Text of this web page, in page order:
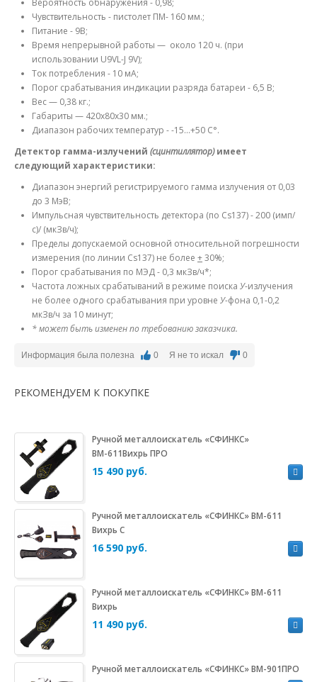
Вероятность обнаружения - 0,98;
Чувствительность - пистолет ПМ- 160 мм.;
Питание - 9В;
Время непрерывной работы — около 120 ч. (при
использовании U9VL-J 9V);
Ток потребления - 10 мА;
Порог срабатывания индикации разряда батареи - 6,5 В;
Вес — 0,38 кг.;
Габариты — 420х80х30 мм.;
Диапазон рабочих температур - -15...+50 С°.
Детектор гамма-излучений (сцинтиллятор)имеет
следующий характеристики:
Диапазон энергий регистрируемого гамма излучения от 0,03
до 3 МэВ;
Импульсная чувствительность детектора (по Cs137) - 200 (имп/
с)/ (мкЗв/ч);
Пределы допускаемой основной относительной погрешности
измерения (по линии Cs137) не более +30%;
Порог срабатывания по МЭД - 0,3 мкЗв/ч*;
Частота ложных срабатываний в режиме поиска У-излучения
не более одного срабатывания при уровне У-фона 0,1-0,2
мкЗв/ч за 10 минут;
* может быть изменен по требованию заказчика.
Информация была полезна 0 Я не то искал 0
РЕКОМЕНДУЕМ К ПОКУПКЕ
Ручной металлоискатель «СФИНКС»
ВМ-611Вихрь ПРО
15 490 руб.
Ручной металлоискатель «СФИНКС» ВМ-611
Вихрь С
16 590 руб.
Ручной металлоискатель «СФИНКС» ВМ-611
Вихрь
11 490 руб.
Ручной металлоискатель «СФИНКС» ВМ-901ПРО